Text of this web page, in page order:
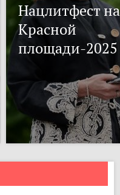
Нацлитфест на
Красной
площади-2025